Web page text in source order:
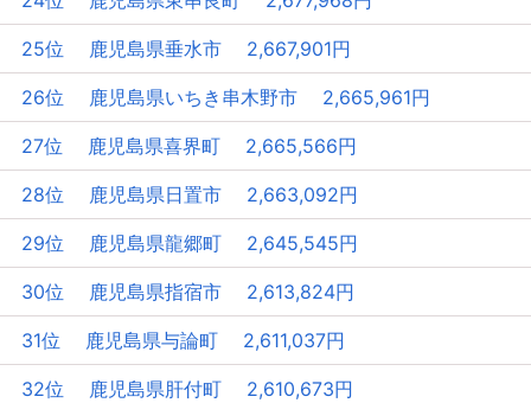
25位 鹿児島県垂水市 2,667,901円
26位 鹿児島県いちき串木野市 2,665,961円
27位 鹿児島県喜界町 2,665,566円
28位 鹿児島県日置市 2,663,092円
29位 鹿児島県龍郷町 2,645,545円
30位 鹿児島県指宿市 2,613,824円
31位 鹿児島県与論町 2,611,037円
32位 鹿児島県肝付町 2,610,673円